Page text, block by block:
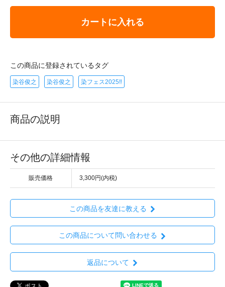
カートに入れる
この商品に登録されているタグ
染谷俊之 染谷俊之 染フェス2025‼
商品の説明
その他の詳細情報
販売価格 3,300円(内税)
この商品を友達に教える
この商品について問い合わせる
返品について